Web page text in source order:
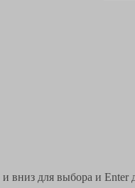
вниз для выбора и